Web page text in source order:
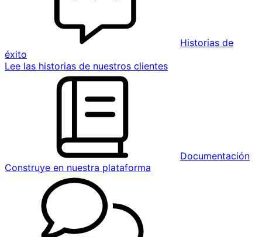
Historias de
éxito
Lee las historias de nuestros clientes
Documentación
Construye en nuestra plataforma